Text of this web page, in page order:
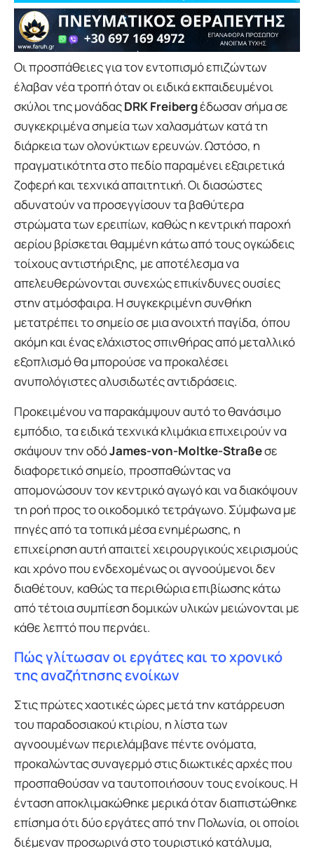
Οι προσπάθειες για τον εντοπισμό επιζώντων
έλαβαν νέα τροπή όταν οι ειδικά εκπαιδευμένοι
σκύλοι της μονάδαςDRK Freibergέδωσαν σήμα σε
συγκεκριμένα σημεία των χαλασμάτων κατά τη
διάρκεια των ολονύκτιων ερευνών. Ωστόσο, η
πραγματικότητα στο πεδίο παραμένει εξαιρετικά
ζοφερή και τεχνικά απαιτητική. Οι διασώστες
αδυνατούν να προσεγγίσουν τα βαθύτερα
στρώματα των ερειπίων, καθώς η κεντρική παροχή
αερίου βρίσκεται θαμμένη κάτω από τους ογκώδεις
τοίχους αντιστήριξης, με αποτέλεσμα να
απελευθερώνονται συνεχώς επικίνδυνες ουσίες
στην ατμόσφαιρα. Η συγκεκριμένη συνθήκη
μετατρέπει το σημείο σε μια ανοιχτή παγίδα, όπου
ακόμη και ένας ελάχιστος σπινθήρας από μεταλλικό
εξοπλισμό θα μπορούσε να προκαλέσει
ανυπολόγιστες αλυσιδωτές αντιδράσεις.
Προκειμένου να παρακάμψουν αυτό το θανάσιμο
εμπόδιο, τα ειδικά τεχνικά κλιμάκια επιχειρούν να
σκάψουν την οδόJames-von-Moltke-Straßeσε
διαφορετικό σημείο, προσπαθώντας να
απομονώσουν τον κεντρικό αγωγό και να διακόψουν
τη ροή προς το οικοδομικό τετράγωνο. Σύμφωνα με
πηγές από τα τοπικά μέσα ενημέρωσης, η
επιχείρηση αυτή απαιτεί χειρουργικούς χειρισμούς
και χρόνο που ενδεχομένως οι αγνοούμενοι δεν
διαθέτουν, καθώς τα περιθώρια επιβίωσης κάτω
από τέτοια συμπίεση δομικών υλικών μειώνονται με
κάθε λεπτό που περνάει.
Πώς γλίτωσαν οι εργάτες και το χρονικό
της αναζήτησης ενοίκων
Στις πρώτες χαοτικές ώρες μετά την κατάρρευση
του παραδοσιακού κτιρίου, η λίστα των
αγνοουμένων περιελάμβανε πέντε ονόματα,
προκαλώντας συναγερμό στις διωκτικές αρχές που
προσπαθούσαν να ταυτοποιήσουν τους ενοίκους. Η
ένταση αποκλιμακώθηκε μερικά όταν διαπιστώθηκε
επίσημα ότι δύο εργάτες από την Πολωνία, οι οποίοι
διέμεναν προσωρινά στο τουριστικό κατάλυμα,